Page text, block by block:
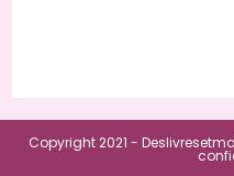
Copyright 2021 -